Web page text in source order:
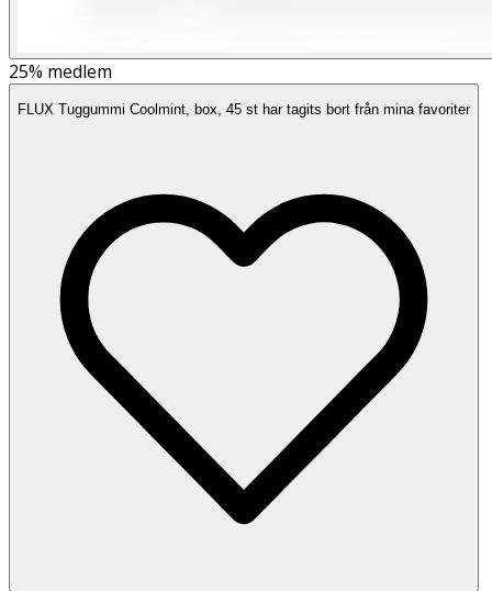
25% medlem
FLUX Tuggummi Coolmint, box, 45 st har tagits bort från mina favoriter